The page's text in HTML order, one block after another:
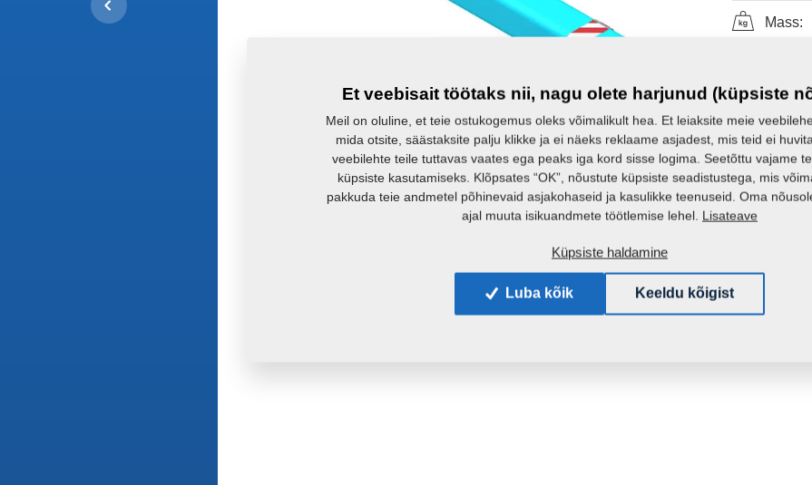
Mass:
Et veebisait töötaks nii, nagu olete harjunud (küpsiste
Meil on oluline, et teie ostukogemus oleks võimalikult hea. Et leiaksite meie
mida otsite, säästaksite palju klikke ja ei näeks reklaame asjadest, mis teid ei
veebilehte teile tuttavas vaates ega peaks iga kord sisse logima. Seetõttu vajame
küpsiste kasutamiseks. Klõpsates “OK”, nõustute küpsiste seadistustega, mis
pakkuda teie andmetel põhinevaid asjakohaseid ja kasulikke teenuseid. Oma
ajal muuta isikuandmete töötlemise lehel. Lisateave
Küpsiste haldamine
Luba kõik Keeldu kõigist